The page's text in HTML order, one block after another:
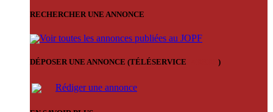
RECHERCHER UNE ANNONCE
Voir toutes les annonces publiées au JOPF
DÉPOSER UNE ANNONCE (TÉLÉSERVICE )
Rédiger une annonce